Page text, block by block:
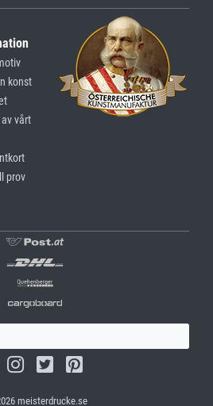
konst
av vårt
prov
meisterdrucke.se